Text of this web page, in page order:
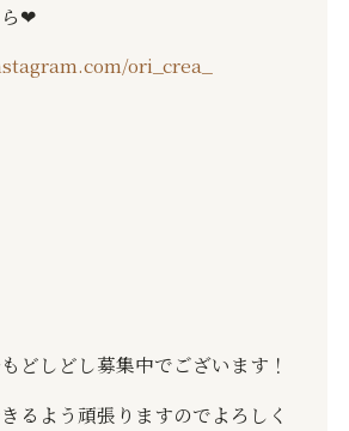
❤︎
ori_crea_
どしどし募集中でございます！
るよう頑張りますのでよろしく